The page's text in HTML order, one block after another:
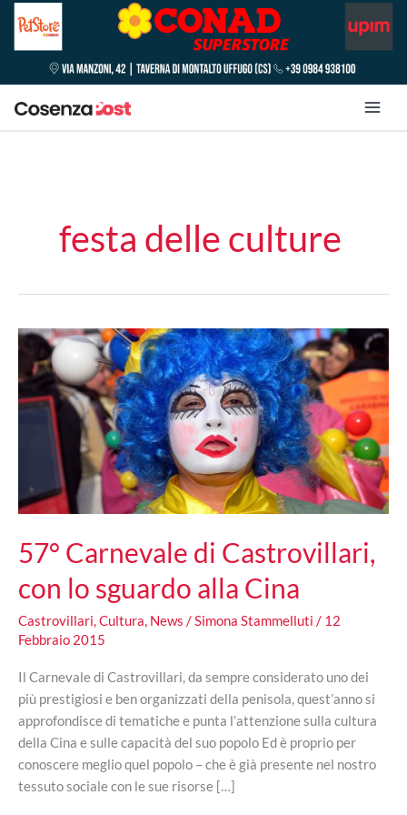
festa delle culture
57° Carnevale di Castrovillari,
con lo sguardo alla Cina
Castrovillari,Cultura, News /Simona Stammelluti / 12
Febbraio 2015
Il Carnevale di Castrovillari, da sempre considerato uno dei
più prestigiosi e ben organizzati della penisola, quest’anno si
approfondisce di tematiche e punta l’attenzione sulla cultura
della Cina e sulle capacità del suo popolo Ed è proprio per
conoscere meglio quel popolo – che è già presente nel nostro
tessuto sociale con le sue risorse […]